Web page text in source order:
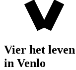
Vier het leven
in Venlo